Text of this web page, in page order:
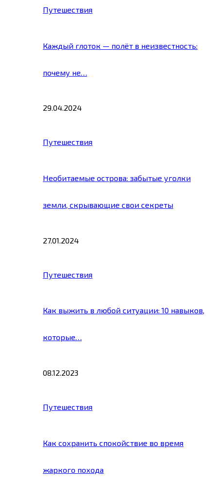
Путешествия
Каждый глоток — полёт в неизвестность:
почему не…
29.04.2024
Путешествия
Необитаемые острова: забытые уголки
земли, скрывающие свои секреты
27.01.2024
Путешествия
Как выжить в любой ситуации: 10 навыков,
которые…
08.12.2023
Путешествия
Как сохранить спокойствие во время
жаркого похода